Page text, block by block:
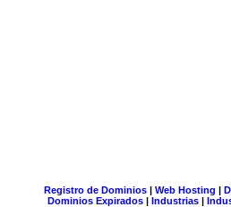
Registro de Dominios| Web Hosting |
Dominios Expirados | Industrias |